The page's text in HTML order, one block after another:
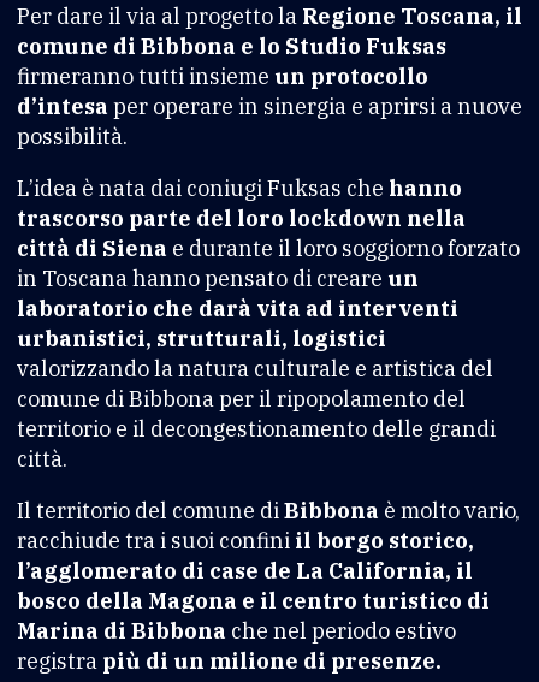
Per dare il via al progetto la Regione Toscana, il
comune di Bibbona e lo Studio Fuksas
firmeranno tutti insieme un protocollo
d’intesa per operare in sinergia e aprirsi a nuove
possibilità.
L’idea è nata dai coniugi Fuksas che hanno
trascorso parte del loro lockdown nella
città di Siena e durante il loro soggiorno forzato
in Toscana hanno pensato di creare un
laboratorio che darà vita ad interventi
urbanistici, strutturali, logistici
valorizzando la natura culturale e artistica del
comune di Bibbona per il ripopolamento del
territorio e il decongestionamento delle grandi
città.
Il territorio del comune diBibbona è molto vario,
racchiude tra i suoi confini il borgo storico,
l’agglomerato di case de La California, il
bosco della Magona e il centro turistico di
Marina di Bibbona che nel periodo estivo
registra più di un milione di presenze.